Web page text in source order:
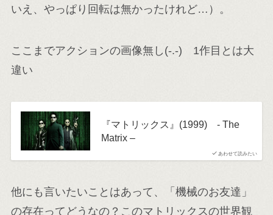
いえ、やっぱり回転は無かったけれど…）。
ここまでアクションの画像無し(-.-) 1作目とは大
違い
あわせて読みたい
『マトリックス』(1999) - The
Matrix –
他にも言いたいことはあって、「機械のお友達」
の存在ってどうなの？このマトリックスの世界観